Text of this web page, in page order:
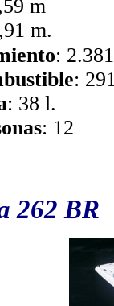
m
m.
:
:
: 38 l.
: 12
262 BR